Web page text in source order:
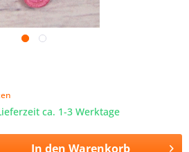
ca. 1-3 Werktage
In den Warenkorb